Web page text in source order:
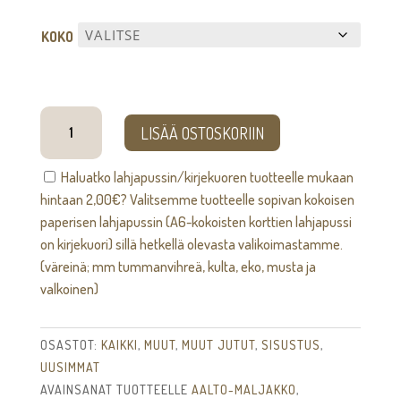
KOKO
Laine-
kukkatuki
määrä
LISÄÄ OSTOSKORIIN
Haluatko lahjapussin/kirjekuoren tuotteelle mukaan
hintaan 2,00€? Valitsemme tuotteelle sopivan kokoisen
paperisen lahjapussin (A6-kokoisten korttien lahjapussi
on kirjekuori) sillä hetkellä olevasta valikoimastamme.
(väreinä; mm tummanvihreä, kulta, eko, musta ja
valkoinen)
OSASTOT: KAIKKI, MUUT, MUUT JUTUT, SISUSTUS,
UUSIMMAT
AVAINSANAT TUOTTEELLE AALTO-MALJAKKO,